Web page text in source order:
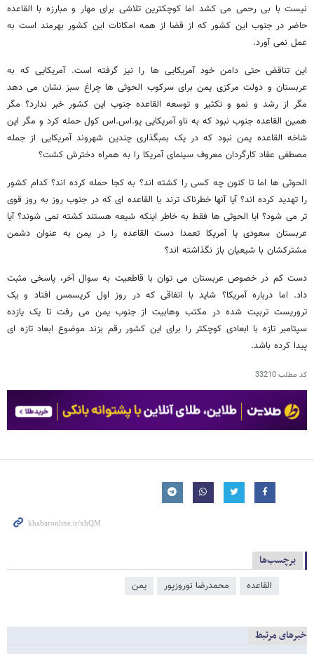
نیست با بی رحمی می کشد اما کوچکترین تلاشی برای مهار و مبارزه با القاعده
حاضر در جنوب این کشور که از قضا از همه امکانات این کشور بهرمند است به
عمل نمی آورد.
این تناقض حتی دامن خود آمریکایی ها را نیز گرفته است. آمریکایی که به
عربستان و دولت مرکزی یمن برای سرکوب الحوثی ها چراغ سبز نشان می دهد
مگر از رشد و نمو و تکثیر و توسعه القاعده جنوب این کشور خبر ندارد؟ مگر
همین القاعده جنوب نبود که به ناو آمریکایی یو.اس.اس کول حمله کرد و مگر این
شاخه القاعده یمن نبود که در یک بمبگذاری چندین شهروند آمریکایی از جمله
مصطفی عقاد کارگردان معروف سینمای آمریکا را به همراه دخترش کشت؟
الحوثی ها اما تا کنون چه کسی را کشته اند؟ به کجا حمله کرده اند؟ کدام کشور
را تهدید کرده اند؟ آیا آنها خطرناک ترند یا القاعده ای که در جنوب روز به روز قوی
تر می شود؟ ایا الحوثی ها فقط به خاطر اینکه شیعه هستند کشته نمی شوند؟ آیا
عربستان سعودی یا آمریکا تعمدا دست القاعده را در یمن به عنوان دشمن
مشترکشان با شیعیان باز نگذاشته اند؟
دست کم در خصوص عربستان می توان با قاطعیت به سوال آخر، پاسخی مثبت
داد. اما درباره آمریکا؟ شاید با اتفاقی که در روز اول کریسمس افتاد و یک
تروریست تربیت شده در مکتب وهابیت از جنوب یمن می رفت تا یک یازده
سپتامبر تازه با ابعادی کوچکتر را برای این کشور رقم بزند موضوع ابعاد تازه ای
پیدا کرده باشد.
کد مطلب33210
برچسب‌ها
القاعده محمدرضا نوروزپور یمن
خبرهای مرتبط